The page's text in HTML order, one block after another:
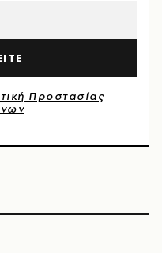
Προστασίας